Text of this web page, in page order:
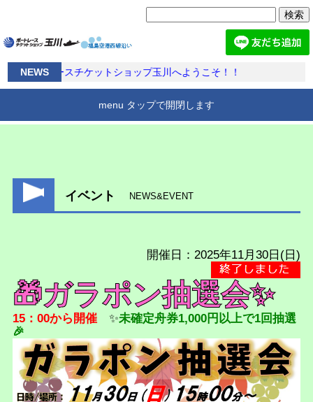
索:
NEWS
ボートレースチケットショップ玉川へようこそ！！
menu タップで開閉します
イベント NEWS&EVENT
開催日：2025年11月30日(日)
🎁ガラポン抽選会✨
15：00から開催✨未確定舟券1,000円以上で1回抽選
🎉